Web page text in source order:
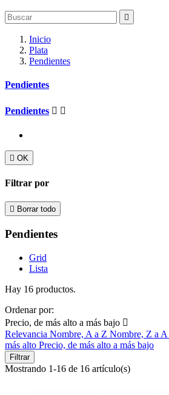

Inicio
Plata
Pendientes
Pendientes
Pendientes  
 OK
Filtrar por
 Borrar todo
Pendientes
Grid
Lista
Hay 16 productos.
Ordenar por:
Precio, de más alto a más bajo 
Relevancia Nombre, A a Z Nombre, Z a A
más alto Precio, de más alto a más bajo
Filtrar
Mostrando 1-16 de 16 artículo(s)